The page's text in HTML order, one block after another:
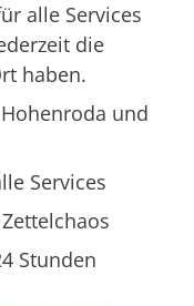
alle Services
die
haben.
und
Services
Stunden